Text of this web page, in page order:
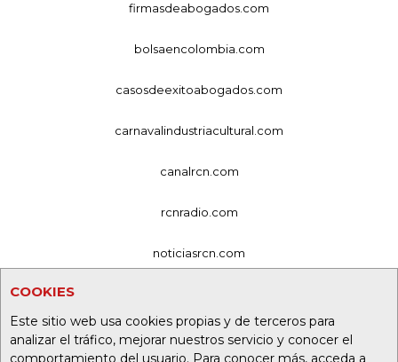
COOKIES
Este sitio web usa cookies propias y de terceros para
analizar el tráfico, mejorar nuestros servicio y conocer el
comportamiento del usuario. Para conocer más, acceda a
firmasdeabogados.com
bolsaencolombia.com
casosdeexitoabogados.com
carnavalindustriacultural.com
canalrcn.com
rcnradio.com
noticiasrcn.com
alerta.com.co